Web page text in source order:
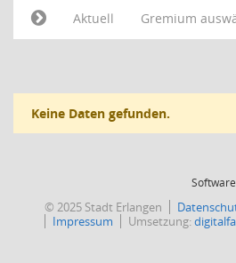
Aktuell
Gremium
Keine Daten gefunden.
© 2025 Stadt Erlangen
Impressum
Umsetzung: